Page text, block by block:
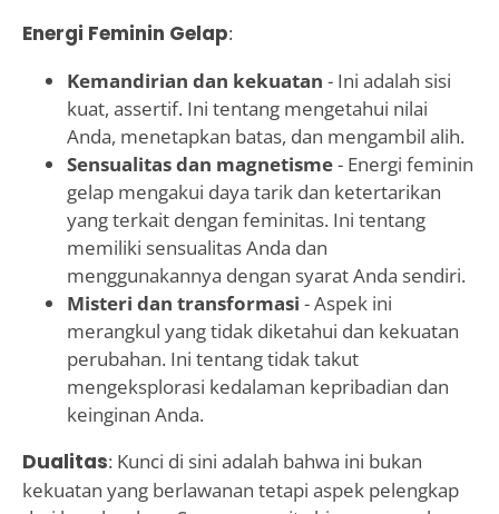
Energi Feminin Gelap:
Kemandirian dan kekuatan - Ini adalah sisi
kuat, assertif. Ini tentang mengetahui nilai
Anda, menetapkan batas, dan mengambil alih.
Sensualitas dan magnetisme- Energi feminin
gelap mengakui daya tarik dan ketertarikan
yang terkait dengan feminitas. Ini tentang
memiliki sensualitas Anda dan
menggunakannya dengan syarat Anda sendiri.
Misteri dan transformasi - Aspek ini
merangkul yang tidak diketahui dan kekuatan
perubahan. Ini tentang tidak takut
mengeksplorasi kedalaman kepribadian dan
keinginan Anda.
Dualitas: Kunci di sini adalah bahwa ini bukan
kekuatan yang berlawanan tetapi aspek pelengkap